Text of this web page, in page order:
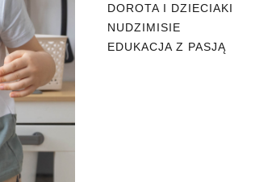
DOROTA I DZIECIAKI
NUDZIMISIE
EDUKACJA Z PASJĄ